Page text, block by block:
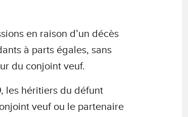
en raison d’un décès
à parts égales, sans
du conjoint veuf.
les héritiers du défunt
veuf ou le partenaire